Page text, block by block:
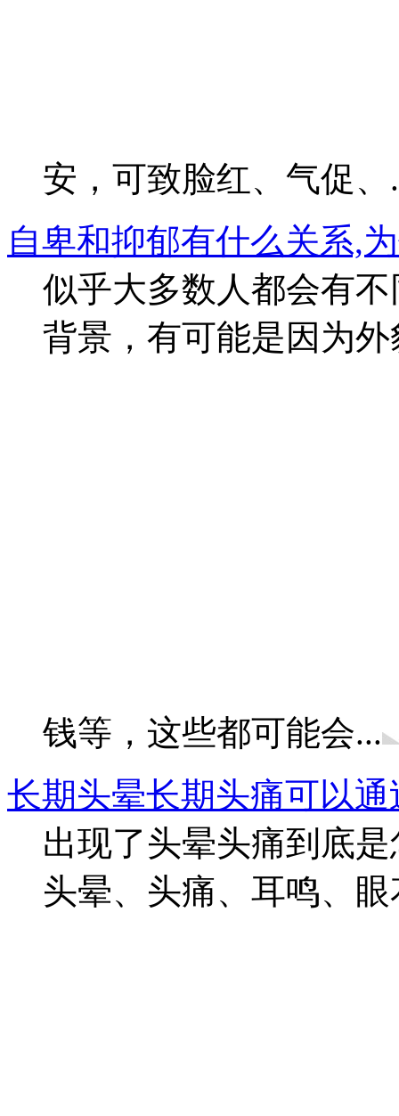
安，可致脸红、气促、
自卑和抑郁有什么关系,
似乎大多数人都会有
背景，有可能是因为
钱等，这些都可能会...
长期头晕长期头痛可以
出现了头晕头痛到底
头晕、头痛、耳鸣、